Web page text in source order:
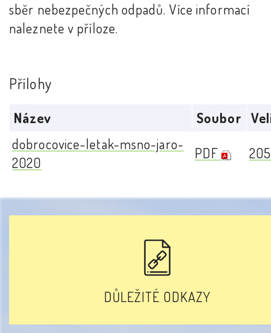
sběr nebezpečných odpadů. Více informací
naleznete v příloze.
Přílohy
Název Soubor
dobrocovice-letak-msno-jaro-
2020
PDF
DŮLEŽITÉ ODKAZY